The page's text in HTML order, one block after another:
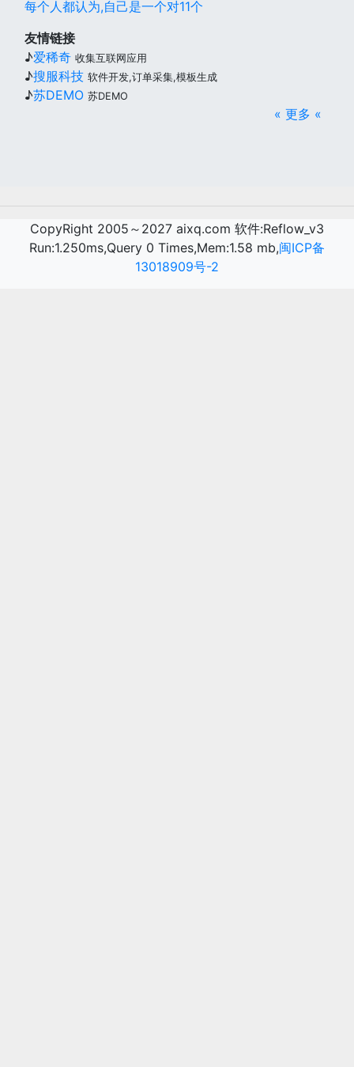
每个人都认为,自己是一个对11个
友情链接
♪爱稀奇 收集互联网应用
♪搜服科技 软件开发,订单采集,模板生成
♪苏DEMO 苏DEMO
« 更多 «
CopyRight 2005～2027 aixq.com 软件:Reflow_v3
Run:1.250ms,Query 0 Times,Mem:1.58 mb,闽ICP备
13018909号-2